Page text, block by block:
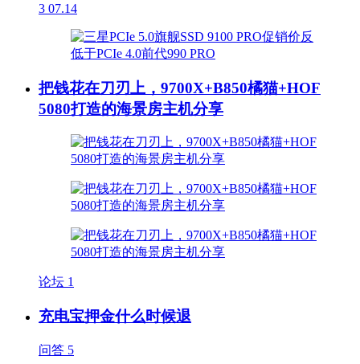
3 07.14
把钱花在刀刃上，9700X+B850橘猫+HOF
5080打造的海景房主机分享
论坛 1
充电宝押金什么时候退
问答 5